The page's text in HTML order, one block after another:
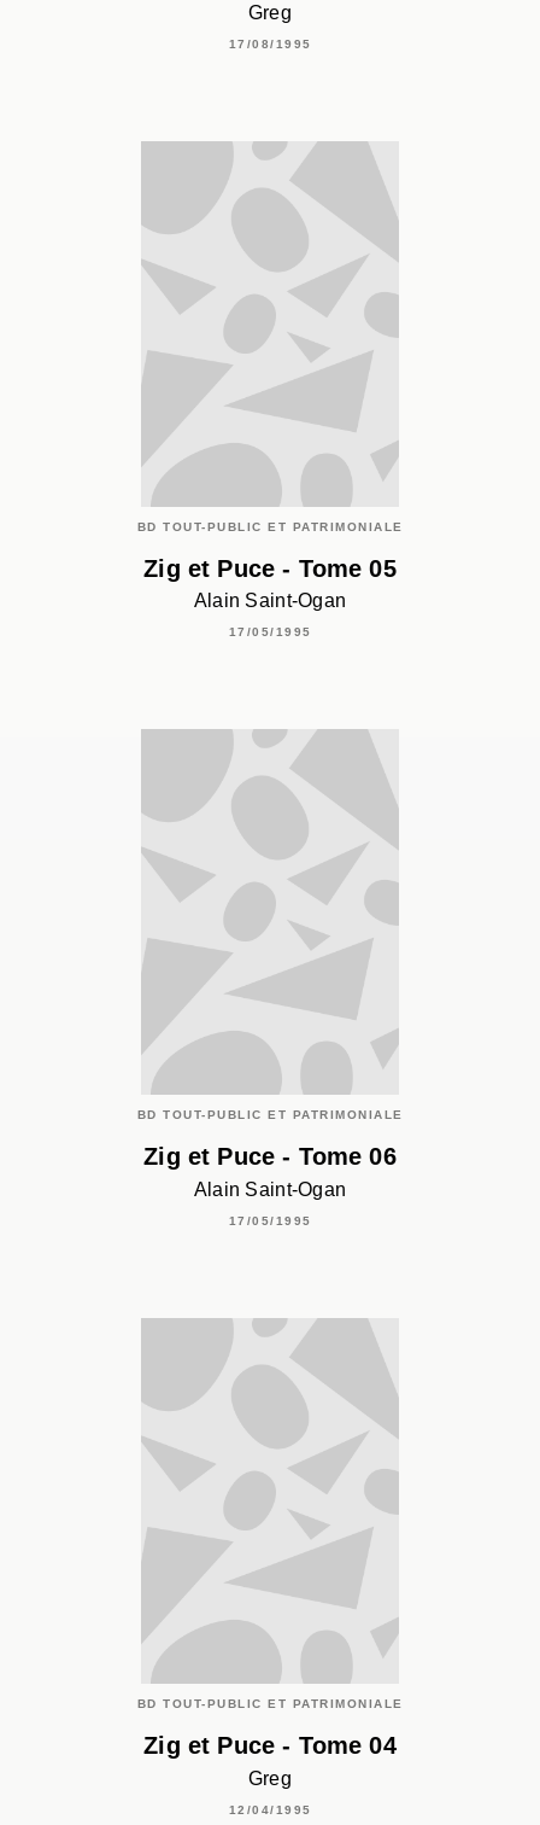
Greg
17/08/1995
BD TOUT-PUBLIC ET PATRIMONIALE
Zig et Puce - Tome 05
Alain Saint-Ogan
17/05/1995
BD TOUT-PUBLIC ET PATRIMONIALE
Zig et Puce - Tome 06
Alain Saint-Ogan
17/05/1995
BD TOUT-PUBLIC ET PATRIMONIALE
Zig et Puce - Tome 04
Greg
12/04/1995